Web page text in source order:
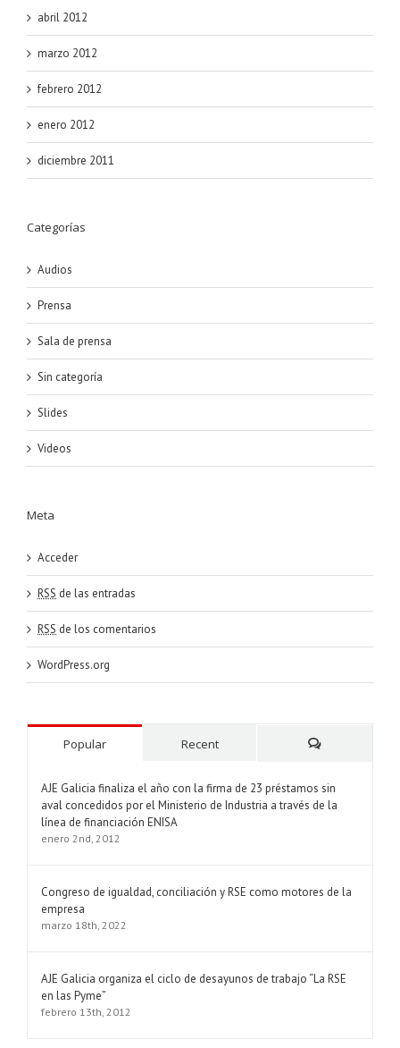
abril 2012
marzo 2012
febrero 2012
enero 2012
diciembre 2011
Categorías
Audios
Prensa
Sala de prensa
Sin categoría
Slides
Videos
Meta
Acceder
RSS de las entradas
RSS de los comentarios
WordPress.org
Popular Recent
AJE Galicia finaliza el año con la firma de 23 préstamos sin
aval concedidos por el Ministerio de Industria a través de la
línea de financiación ENISA
enero 2nd, 2012
Congreso de igualdad, conciliación y RSE como motores de la
empresa
marzo 18th, 2022
AJE Galicia organiza el ciclo de desayunos de trabajo “La RSE
en las Pyme”
febrero 13th, 2012